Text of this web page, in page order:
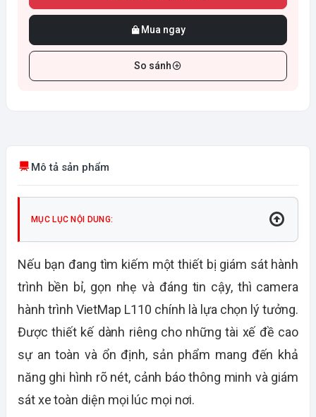
Mua ngay
So sánh
Mô tả sản phẩm
MỤC LỤC NỘI DUNG:
Nếu bạn đang tìm kiếm một thiết bị giám sát hành
trình bền bỉ, gọn nhẹ và đáng tin cậy, thì camera
hành trình VietMap L110 chính là lựa chọn lý tưởng.
Được thiết kế dành riêng cho những tài xế đề cao
sự an toàn và ổn định, sản phẩm mang đến khả
năng ghi hình rõ nét, cảnh báo thông minh và giám
sát xe toàn diện mọi lúc mọi nơi.